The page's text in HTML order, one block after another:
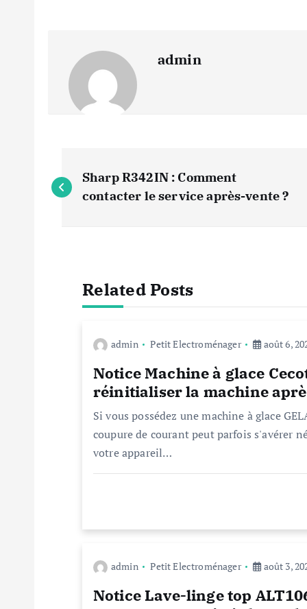
admin
N
a
Sharp R342IN : Comment
contacter le service après-vente ?
Related Posts
admin Petit Electroménager août 6,
Notice Machine à glace
réinitialiser la machine
Si vous possédez une machine à glace
coupure de courant peut parfois s'avérer
votre appareil…
admin Petit Electroménager août 3,
Notice Lave-linge top